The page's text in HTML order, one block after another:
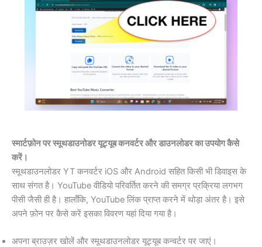
स्मार्टफ़ोन पर स्मूथडाउनोडर यूट्यूब कनवर्टर और डाउनलोडर का उपयोग कैसे
करें।
स्मूथडाउनलोडर YT कनवर्टर iOS और Android सहित किसी भी डिवाइस के
साथ संगत है। YouTube वीडियो परिवर्तित करने की समग्र प्रक्रिया लगभग
पीसी जैसी ही है। हालाँकि, YouTube लिंक प्राप्त करने में थोड़ा अंतर है। इसे
अपने फ़ोन पर कैसे करें इसका विवरण यहां दिया गया है।
अपना ब्राउज़र खोलें और स्मूथडाउनलोडर यूट्यूब कन्वर्टर पर जाएं।